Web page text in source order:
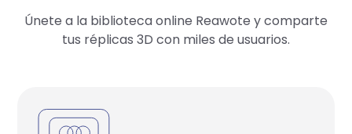
Únete a la biblioteca online Reawote y comparte
tus réplicas 3D con miles de usuarios.